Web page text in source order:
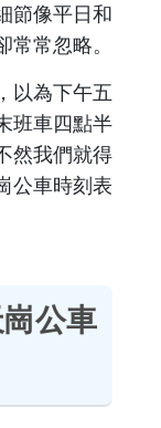
節像平日和
常忽略。
以為下午五
班車四點半
然我們就得
公車時刻表
公車